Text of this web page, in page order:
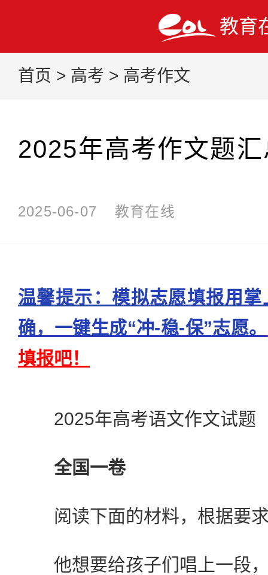
教育
首页 > 高考 > 高考作文
2025年高考作文题
2025-06-07 教育在线
温馨提示：模拟志愿填报用
确，一键生成“冲-稳-保”志愿。
填报吧！
2025年高考语文作文试题
全国一卷
阅读下面的材料，根据要求
他想要给孩子们唱上一段，